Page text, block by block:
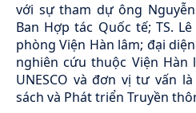
với sự tham dự ông
Ban Hợp tác Quốc tế; TS.
phòng Viện Hàn lâm; đại
nghiên cứu thuộc Viện Hàn
UNESCO và đơn vị tư vấn
sách và Phát triển Truyền